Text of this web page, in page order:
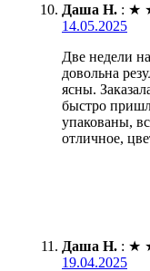
Даша Н. : ★
14.05.2025
Две недели
довольна
ясны.
быстро
упакованы,
отличное,
Даша Н. : ★
19.04.2025